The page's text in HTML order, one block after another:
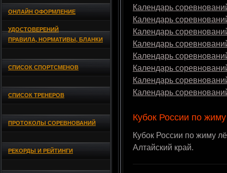
ОНЛАЙН ОФОРМЛЕНИЕ
УДОСТОВЕРЕНИЙ
ПРАВИЛА, НОРМАТИВЫ, БЛАНКИ
СПИСОК СПОРТСМЕНОВ
СПИСОК ТРЕНЕРОВ
ПРОТОКОЛЫ СОРЕВНОВАНИЙ
РЕКОРДЫ И РЕЙТИНГИ
Календарь
Календарь
Календарь
Календарь
Календарь
Календарь
Календарь
Календарь
Кубок России по
Кубок России по жиму
Алтайский край.